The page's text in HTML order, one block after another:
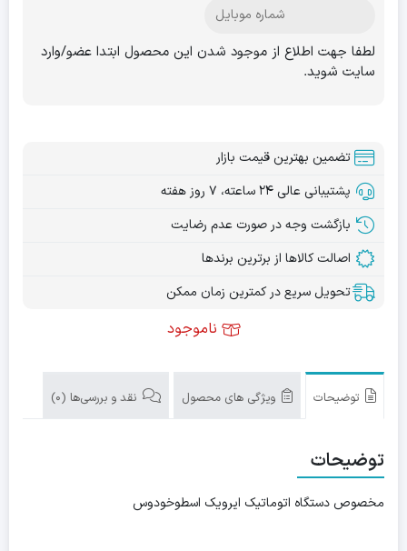
لطفا جهت اطلاع از موجود شدن این محصول ابتدا عضو/وارد
سایت شوید.
تضمین بهترین قیمت بازار
پشتیبانی عالی ۲۴ ساعته، ۷ روز هفته
بازگشت وجه در صورت عدم رضایت
اصالت کالاها از برترین برندها
تحویل سریع در کمترین زمان ممکن
ناموجود
توضیحات ویژگی های محصول نقد و بررسی‌ها (0)
توضیحات
مخصوص دستگاه اتوماتیک ایرویک اسطوخودوس